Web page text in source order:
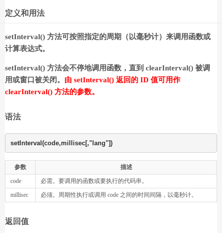
定义和用法
setInterval() 方法可按照指定的周期（以毫秒计）来调用函数或
计算表达式。
setInterval() 方法会不停地调用函数，直到 clearInterval() 被调
用或窗口被关闭。 由 setInterval() 返回的 ID 值可用作
clearInterval() 方法的参数。
语法
setInterval(code,millisec[,"lang"])
参数
描述
code
必需。要调用的函数或要执行的代码串。
millisec
必须。周期性执行或调用 code 之间的时间间隔，以毫秒计。
返回值